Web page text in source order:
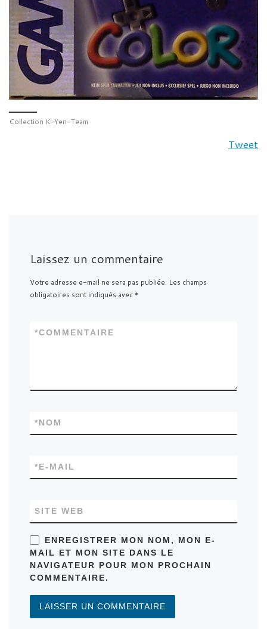
Collection K-Yen-Team
Tweet
Laissez un commentaire
Votre adresse e-mail ne sera pas publiée. Les champs
obligatoires sont indiqués avec *
COMMENTAIRE
*
NOM
*
E-MAIL
*
SITE WEB
ENREGISTRER MON NOM, MON E-
MAIL ET MON SITE DANS LE
NAVIGATEUR POUR MON PROCHAIN
COMMENTAIRE.